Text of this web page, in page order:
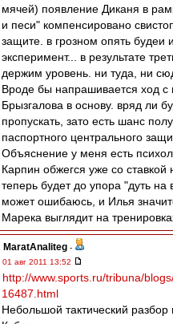
мячей) появление Диканя в
и песи" компенсировано
защите. в грозном опять будеи
эксперимент... в результате
держим уровень. ни туда, ни
Вроде бы напрашивается ход с
Брызгалова в основу. вряд ли
пропускать, зато есть шанс
паспортного центрального
Объяснение у меня есть
Карпин обжегся уже со
теперь будет до упора "дуть на
может ошибаюсь, и Илья
Марека выглядит на
MaratAnaliteg -
01 авг 2011 13:52
http://www.sports.ru/tribuna/blogs/
16487.html
Небольшой тактический разбор